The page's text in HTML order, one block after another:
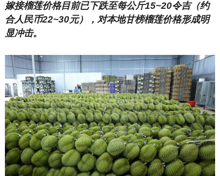
嫁接榴莲价格目前已下跌至每公斤15~20令吉（约
合人民币22~30元），对本地甘榜榴莲价格形成明
显冲击。